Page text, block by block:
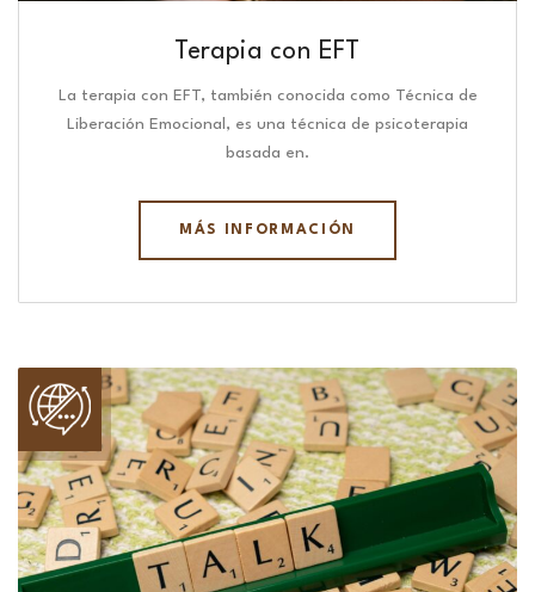
Terapia con EFT
La terapia con EFT, también conocida como Técnica de
Liberación Emocional, es una técnica de psicoterapia
basada en.
MÁS INFORMACIÓN